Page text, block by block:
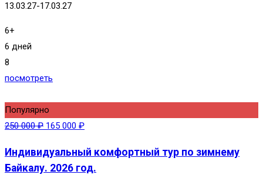
13.03.27-17.03.27
6+
6 дней
8
посмотреть
Популярно
250 000₽ 165 000 ₽
Индивидуальный комфортный тур по зимнему
Байкалу. 2026 год.